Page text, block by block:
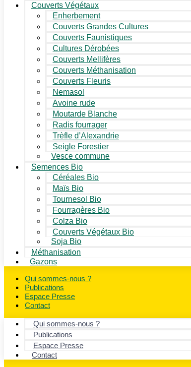
Couverts Végétaux
Enherbement
Couverts Grandes Cultures
Couverts Faunistiques
Cultures Dérobées
Couverts Mellifères
Couverts Méthanisation
Couverts Fleuris
Nemasol
Avoine rude
Moutarde Blanche
Radis fourrager
Trèfle d’Alexandrie
Seigle Forestier
Vesce commune
Semences Bio
Céréales Bio
Maïs Bio
Tournesol Bio
Fourragères Bio
Colza Bio
Couverts Végétaux Bio
Soja Bio
Méthanisation
Gazons
Qui sommes-nous ?
Publications
Espace Presse
Contact
Qui sommes-nous ?
Publications
Espace Presse
Contact